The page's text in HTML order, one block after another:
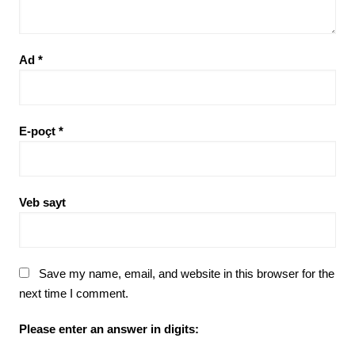
Ad *
E-poçt *
Veb sayt
Save my name, email, and website in this browser for the
next time I comment.
Please enter an answer in digits: